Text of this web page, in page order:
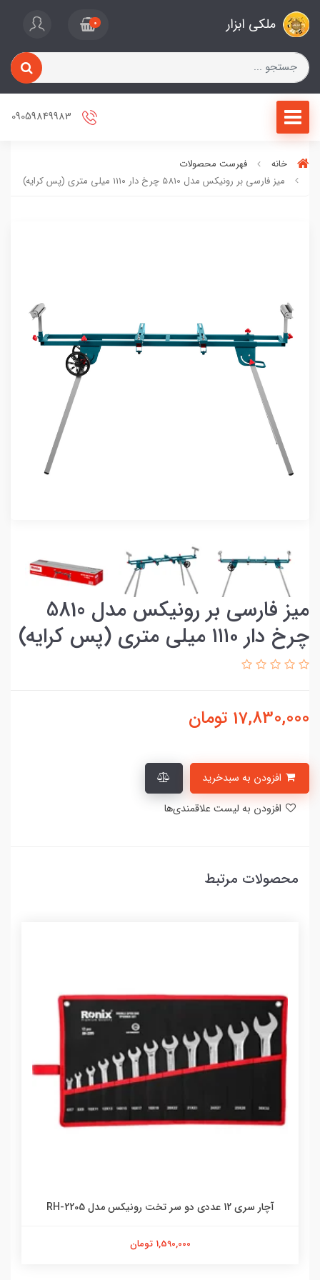
ملکی ابزار 0
خانه
فهرست محصولات
میز فارسی بر رونیکس مدل 5810 چرخ دار ۱۱۱۰ میلی متری (پس کرایه)
میز فارسی بر رونیکس مدل 5810
چرخ دار ۱۱۱۰ میلی متری (پس کرایه)
17,830,000 تومان
محصولات مرتبط
آچار سری 12 عددی دو سر تخت رونیکس مدل RH-2205
1,590,000 تومان